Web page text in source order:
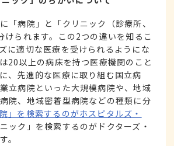
「病院」と「クリニック（診療所、
けられます。この2つの違いを知るこ
に適切な医療を受けられるようにな
20以上の病床を持つ医療機関のこと
、先進的な医療に取り組む国立病
立病院といった大規模病院や、地域
院、地域密着型病院などの種類に分
院」を検索するのがホスピタルズ・
ック」を検索するのがドクターズ・
。